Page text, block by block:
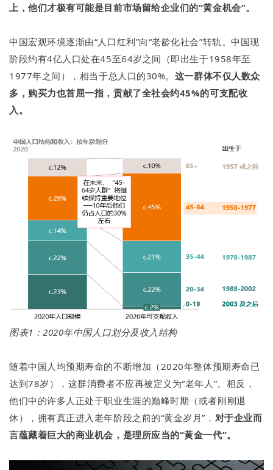
上，他们才极有可能是目前市场留给企业们的“黄金机会”。
中国宏观环境逐渐由“人口红利”向“老龄化社会”转轨。中国现
阶段约有4亿人口处在45至64岁之间（即出生于1958年至
1977年之间），相当于总人口的30%。 这一群体不仅人数众
多，购买力也首屈一指，贡献了全社会约45%的可支配收
入。
图表1：2020年中国人口划分及收入结构
随着中国人均预期寿命的不断增加（2020年整体预期寿命已
达到78岁），这群消费者不应再被定义为“老年人”。相反，
他们中的许多人正处于职业生涯的巅峰时期（或者刚刚退
休），拥有真正进入老年阶段之前的“黄金岁月”， 对于企业而
言蕴藏着巨大的商业机会，是理所应当的“黄金一代”。